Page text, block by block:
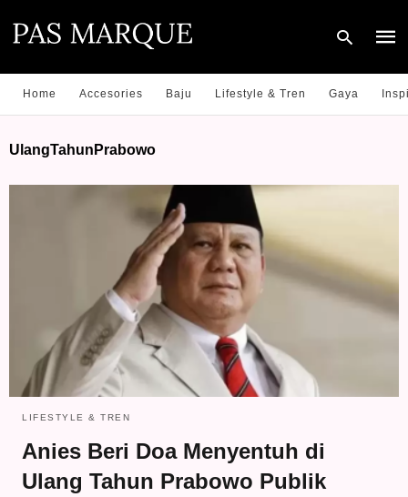
Home Accesories Baju Lifestyle & Tren Gaya
UlangTahunPrabowo
LIFESTYLE & TREN
Anies Beri Doa Menyentuh di
Ulang Tahun Prabowo Publik